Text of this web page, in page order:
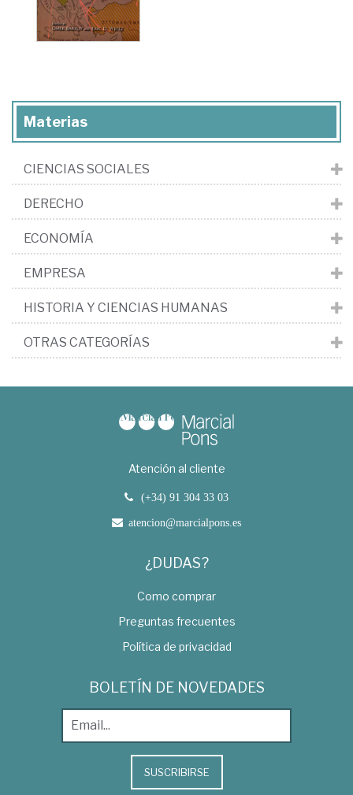
Materias
CIENCIAS SOCIALES
DERECHO
ECONOMÍA
EMPRESA
HISTORIA Y CIENCIAS HUMANAS
OTRAS CATEGORÍAS
Atención al cliente
(+34) 91 304 33 03
atencion@marcialpons.es
¿DUDAS?
Como comprar
Preguntas frecuentes
Política de privacidad
BOLETÍN DE NOVEDADES
SUSCRIBIRSE